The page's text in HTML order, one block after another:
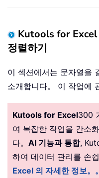
Kutools for Excel
정렬하기
이 섹션에서는 문자열을
소개합니다。 이 작업에
Kutools for Excel300
여 복잡한 작업을 간소
다。 AI 기능과 통합,
하여 데이터 관리를 손쉽
Excel 의 자세한 정보。